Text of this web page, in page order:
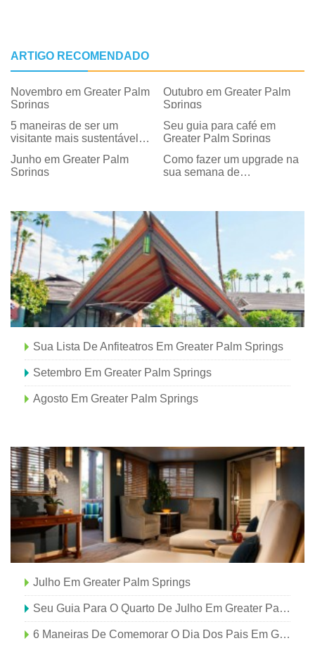
ARTIGO RECOMENDADO
Novembro em Greater Palm
Springs
Outubro em Greater Palm
Springs
5 maneiras de ser um
visitante mais sustentável
Seu guia para café em
Greater Palm Springs
Junho em Greater Palm
Springs
Como fazer um upgrade na
sua semana de
Sua Lista De Anfiteatros Em Greater Palm Springs
Setembro Em Greater Palm Springs
Agosto Em Greater Palm Springs
Julho Em Greater Palm Springs
Seu Guia Para O Quarto De Julho Em Greater Palm Springs
6 Maneiras De Comemorar O Dia Dos Pais Em Greater Palm Springs